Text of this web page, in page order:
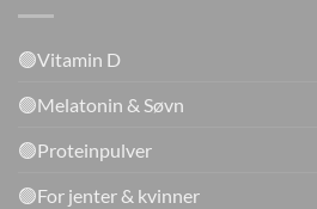
🟢Vitamin D
🟢Melatonin & Søvn
🟢Proteinpulver
🟢For jenter & kvinner